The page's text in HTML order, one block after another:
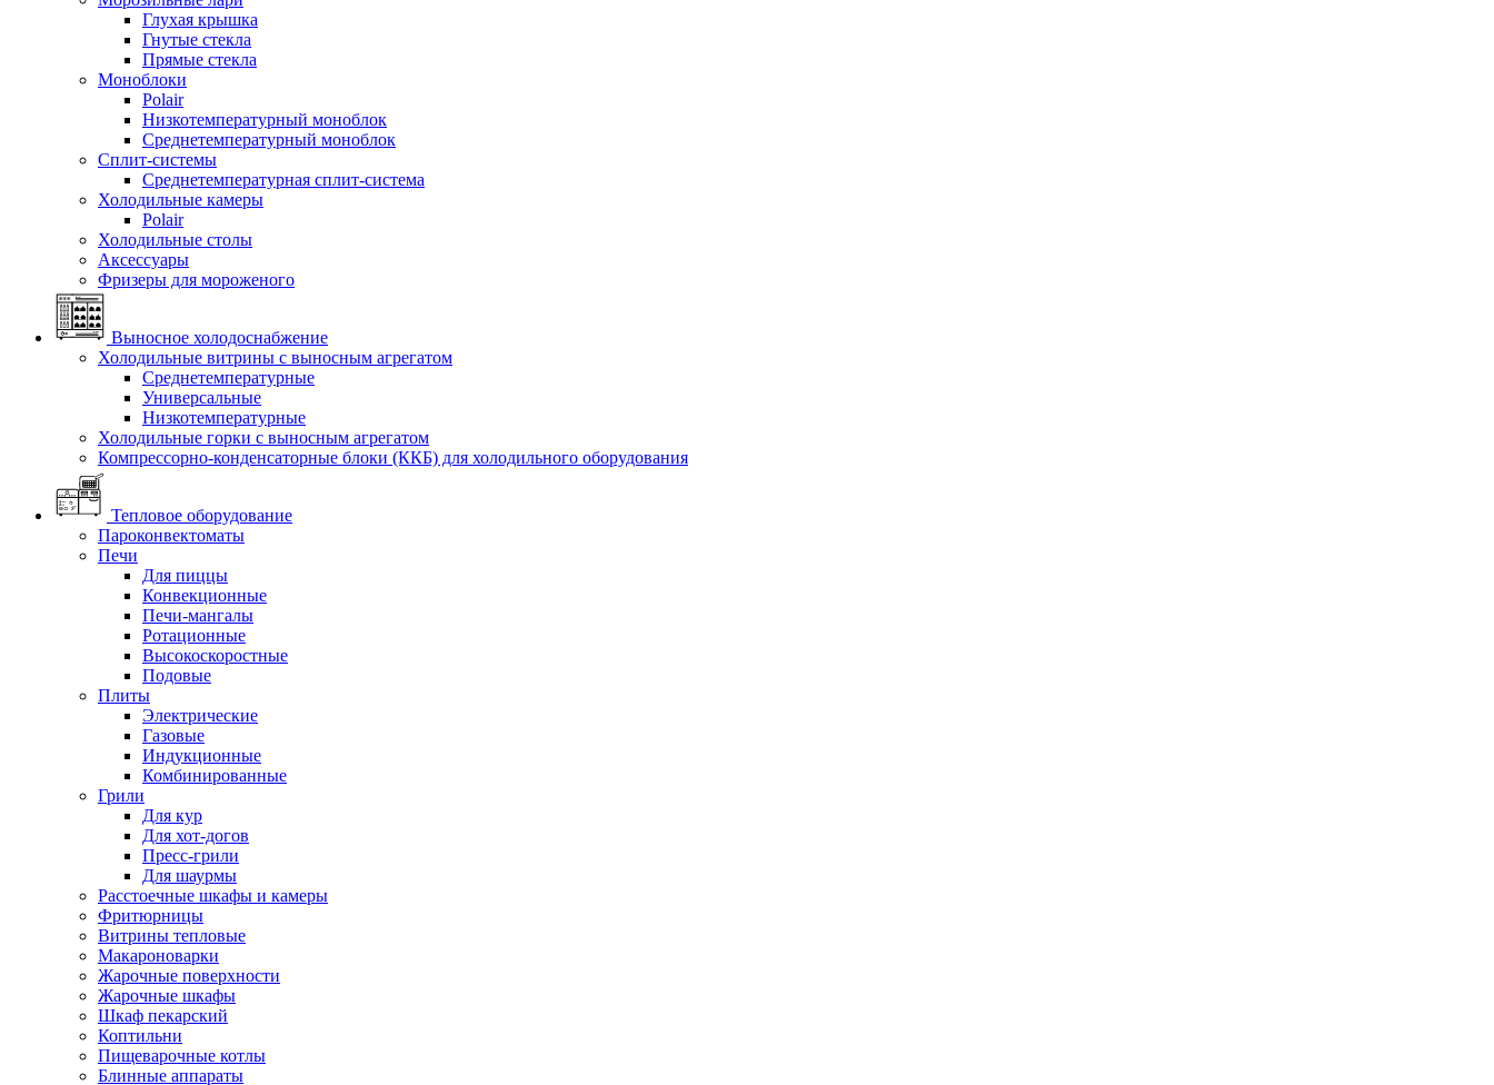
Глухая крышка
Гнутые стекла
Прямые стекла
Моноблоки
Polair
Низкотемпературный моноблок
Среднетемпературный моноблок
Сплит-системы
Среднетемпературная сплит-система
Холодильные камеры
Polair
Холодильные столы
Аксессуары
Фризеры для мороженого
Выносное холодоснабжение
Холодильные витрины с выносным агрегатом
Среднетемпературные
Универсальные
Низкотемпературные
Холодильные горки с выносным агрегатом
Компрессорно-конденсаторные блоки (ККБ) для холодильного оборудования
Тепловое оборудование
Пароконвектоматы
Печи
Для пиццы
Конвекционные
Печи-мангалы
Ротационные
Высокоскоростные
Подовые
Плиты
Электрические
Газовые
Индукционные
Комбинированные
Грили
Для кур
Для хот-догов
Пресс-грили
Для шаурмы
Расстоечные шкафы и камеры
Фритюрницы
Витрины тепловые
Макароноварки
Жарочные поверхности
Жарочные шкафы
Шкаф пекарский
Коптильни
Пищеварочные котлы
Блинные аппараты